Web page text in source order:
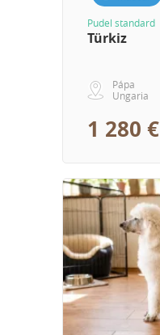
Pudel standard
Türkiz
Pápa
Ungaria
1 280 €